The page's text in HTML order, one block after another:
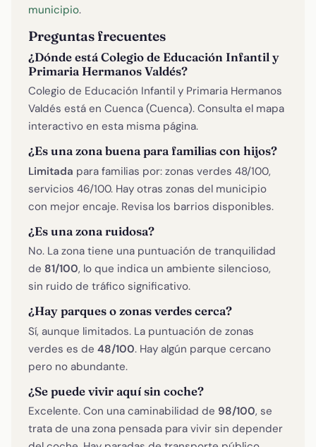
municipio.
Preguntas frecuentes
¿Dónde está Colegio de Educación Infantil y
Primaria Hermanos Valdés?
Colegio de Educación Infantil y Primaria Hermanos
Valdés está en Cuenca (Cuenca). Consulta el mapa
interactivo en esta misma página.
¿Es una zona buena para familias con hijos?
Limitada para familias por: zonas verdes 48/100,
servicios 46/100. Hay otras zonas del municipio
con mejor encaje. Revisa los barrios disponibles.
¿Es una zona ruidosa?
No. La zona tiene una puntuación de tranquilidad
de 81/100, lo que indica un ambiente silencioso,
sin ruido de tráfico significativo.
¿Hay parques o zonas verdes cerca?
Sí, aunque limitados. La puntuación de zonas
verdes es de 48/100. Hay algún parque cercano
pero no abundante.
¿Se puede vivir aquí sin coche?
Excelente. Con una caminabilidad de 98/100, se
trata de una zona pensada para vivir sin depender